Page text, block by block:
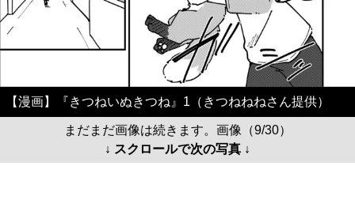
【漫画】『きつねいぬきつね』1（きつねねねさん提供）
まだまだ画像は続きます。画像（9/30）
↓ スクロールで次の写真 ↓